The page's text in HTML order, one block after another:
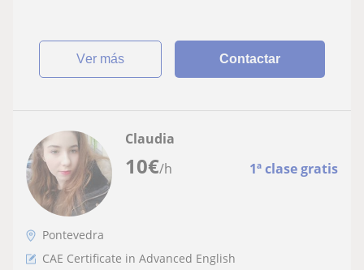
ver más Contactar
10€/h 1ª clase gratis
Claudia
Pontevedra
CAE Certificate in Advanced English